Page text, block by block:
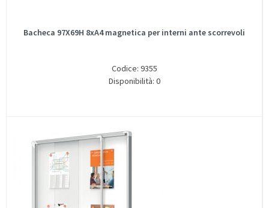
Bacheca 97X69H 8xA4 magnetica per interni ante scorrevoli
Codice: 9355
Disponibilità: 0